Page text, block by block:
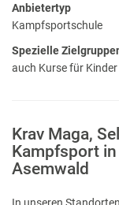
Anbietertyp
Kampfsportschule
Spezielle
auch Kurse für
Krav Maga,
Kampfsport
Asemwald